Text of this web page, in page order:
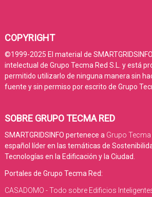
COPYRIGHT
©1999-2025 El material de
intelectual de Grupo Tecma Red S.L. y está
permitido utilizarlo de ninguna manera sin
fuente y sin permiso por escrito de Grupo
SOBRE GRUPO TECMA RED
SMARTGRIDSINFO pertenece a Grupo Tecma
español líder en las temáticas de
Tecnologías en la Edificación y la Ciudad.
Portales de Grupo Tecma Red:
CASADOMO - Todo sobre Edificios